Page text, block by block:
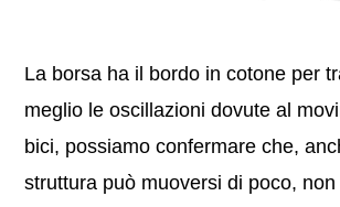
La borsa ha il bordo in cotone per
meglio le oscillazioni dovute al
bici, possiamo confermare che,
struttura può muoversi di poco,